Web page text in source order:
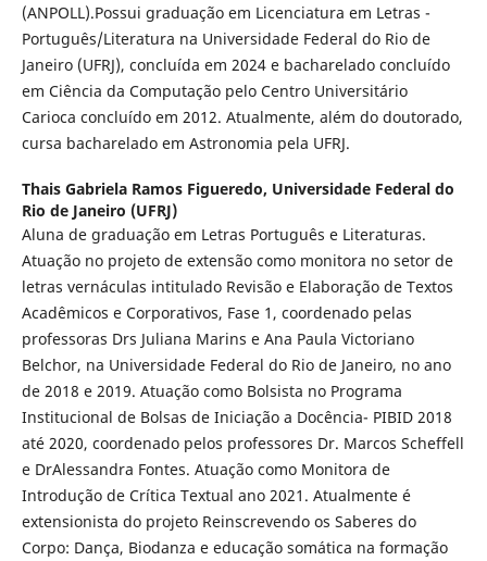
(ANPOLL).Possui graduação em Licenciatura em Letras -
Português/Literatura na Universidade Federal do Rio de
Janeiro (UFRJ), concluída em 2024 e bacharelado concluído
em Ciência da Computação pelo Centro Universitário
Carioca concluído em 2012. Atualmente, além do doutorado,
cursa bacharelado em Astronomia pela UFRJ.
Thais Gabriela Ramos Figueredo, Universidade Federal do
Rio de Janeiro (UFRJ)
Aluna de graduação em Letras Português e Literaturas.
Atuação no projeto de extensão como monitora no setor de
letras vernáculas intitulado Revisão e Elaboração de Textos
Acadêmicos e Corporativos, Fase 1, coordenado pelas
professoras Drs Juliana Marins e Ana Paula Victoriano
Belchor, na Universidade Federal do Rio de Janeiro, no ano
de 2018 e 2019. Atuação como Bolsista no Programa
Institucional de Bolsas de Iniciação a Docência- PIBID 2018
até 2020, coordenado pelos professores Dr. Marcos Scheffell
e DrAlessandra Fontes. Atuação como Monitora de
Introdução de Crítica Textual ano 2021. Atualmente é
extensionista do projeto Reinscrevendo os Saberes do
Corpo: Dança, Biodanza e educação somática na formação